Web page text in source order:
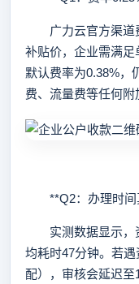
广力云官方渠道
补贴价，企业需满足
默认费率为0.38%，
费、流量费等任何附
**Q2：办理时间
实测数据显示，
均耗时47分钟。若
配），审核会延迟